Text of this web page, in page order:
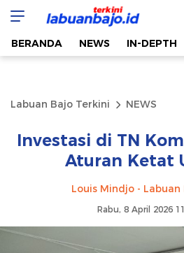
Labuan Bajo Terkini
Aktual & Berimbang
BERANDA NEWS IN-DEPTH
Labuan Bajo Terkini NEWS
Investasi di TN
Aturan Ketat
Louis Mindjo -
Rabu, 8 April 2026